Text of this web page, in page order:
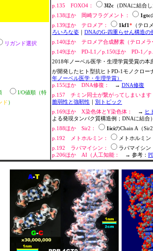
リガンド選択
I/O値順（特
ド）
p.135 FOXO4：
3l2c （DNAに結合
p.138ほか 岡崎フラグメント：
1gtc
p.139ほか テロメア：
1kf1* （テロ
ろいろな姿
DNAのG-四重らせん構造の
p.140ほか テロメア合成酵素（テロメラ
p.149ほか PD-L1／p.150ほか PD-1／
2018年ノーベル医学・生理学賞受賞の本
が開発したヒト型抗ヒトPD-1モノクロ
年ノーベル医学・生理学賞）
p.155ほか DNA修復：
→ DNA修復
p.157 チミン同士が繋がってしまいます
脆弱性と強靭性
別トピック
p.169ほか X染色体とY染色体：
→ ヒ
よる発現タンパク質構造例；DNAに結合）
p.188ほか Sir2：
1iciのChain A（
p.192 メトホルミン：
メトホルミ
p.192 ラパマイシン：
ラパマイシ
p.206ほか AI（人工知能：
→ 参考：